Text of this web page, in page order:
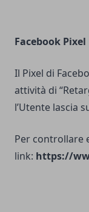
Facebook Pixel
Il Pixel di
attività di
l’Utente lascia
Per controllare
link: https://